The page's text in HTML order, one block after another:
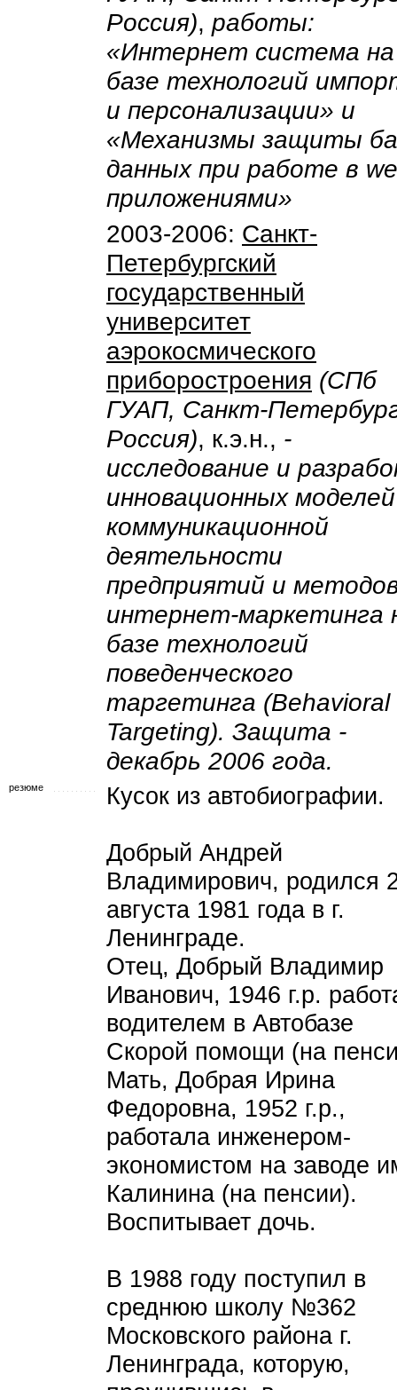
Россия), работы:
«Интернет система на
базе технологий
и персонализации» и
«Механизмы защиты
данных при работе в
приложениями»
2003-2006: Санкт-
Петербургский
государственный
университет
аэрокосмического
приборостроения (СПб
ГУАП, Санкт-
Россия), к.э.н., -
исследование и
инновационных моделей
коммуникационной
деятельности
предприятий и
интернет-маркетинга
базе технологий
поведенческого
таргетинга (Behavioral
Targeting). Защита -
декабрь 2006 года.
резюме Кусок из автобиографии.
Добрый Андрей
Владимирович, родился
августа 1981 года в г.
Ленинграде.
Отец, Добрый Владимир
Иванович, 1946 г.р.
водителем в Автобазе
Скорой помощи (на
Мать, Добрая Ирина
Федоровна, 1952 г.р.,
работала инженером-
экономистом на заводе
Калинина (на пенсии).
Воспитывает дочь.
В 1988 году поступил в
среднюю школу №362
Московского района г.
Ленинграда, которую,